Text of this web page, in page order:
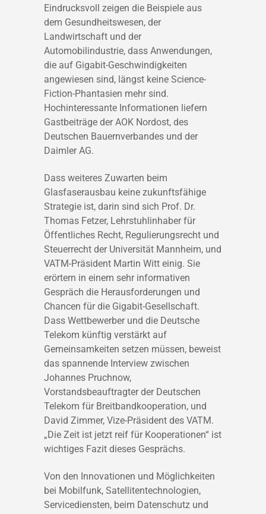
Eindrucksvoll zeigen die Beispiele aus
dem Gesundheitswesen, der
Landwirtschaft und der
Automobilindustrie, dass Anwendungen,
die auf Gigabit-Geschwindigkeiten
angewiesen sind, längst keine Science-
Fiction-Phantasien mehr sind.
Hochinteressante Informationen liefern
Gastbeiträge der AOK Nordost, des
Deutschen Bauernverbandes und der
Daimler AG.
Dass weiteres Zuwarten beim
Glasfaserausbau keine zukunftsfähige
Strategie ist, darin sind sich Prof. Dr.
Thomas Fetzer, Lehrstuhlinhaber für
Öffentliches Recht, Regulierungsrecht und
Steuerrecht der Universität Mannheim, und
VATM-Präsident Martin Witt einig. Sie
erörtern in einem sehr informativen
Gespräch die Herausforderungen und
Chancen für die Gigabit-Gesellschaft.
Dass Wettbewerber und die Deutsche
Telekom künftig verstärkt auf
Gemeinsamkeiten setzen müssen, beweist
das spannende Interview zwischen
Johannes Pruchnow,
Vorstandsbeauftragter der Deutschen
Telekom für Breitbandkooperation, und
David Zimmer, Vize-Präsident des VATM.
„Die Zeit ist jetzt reif für Kooperationen“ ist
wichtiges Fazit dieses Gesprächs.
Von den Innovationen und Möglichkeiten
bei Mobilfunk, Satellitentechnologien,
Servicediensten, beim Datenschutz und